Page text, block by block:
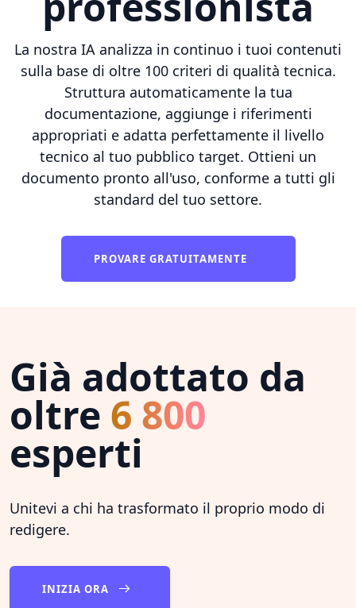
La nostra IA analizza in continuo i tuoi contenuti
sulla base di oltre 100 criteri di qualità tecnica.
Struttura automaticamente la tua
documentazione, aggiunge i riferimenti
appropriati e adatta perfettamente il livello
tecnico al tuo pubblico target. Ottieni un
documento pronto all'uso, conforme a tutti gli
standard del tuo settore.
PROVARE GRATUITAMENTE
Già adottato da
oltre 6 800
esperti
Unitevi a chi ha trasformato il proprio modo di
redigere.
INIZIA ORA